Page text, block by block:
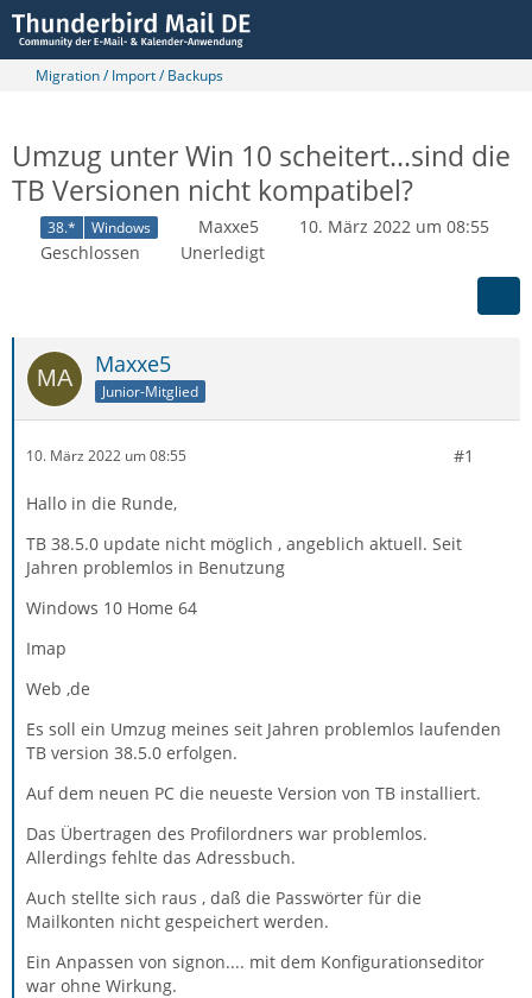
Migration / Import / Backups
Umzug unter Win 10 scheitert...sind die
TB Versionen nicht kompatibel?
38.* Windows Maxxe5
10. März 2022 um 08:55
Geschlossen
Unerledigt
Maxxe5
Junior-Mitglied
10. März 2022 um 08:55 #1
Hallo in die Runde,
TB 38.5.0 update nicht möglich , angeblich aktuell. Seit
Jahren problemlos in Benutzung
Windows 10 Home 64
Imap
Web ,de
Es soll ein Umzug meines seit Jahren problemlos laufenden
TB version 38.5.0 erfolgen.
Auf dem neuen PC die neueste Version von TB installiert.
Das Übertragen des Profilordners war problemlos.
Allerdings fehlte das Adressbuch.
Auch stellte sich raus , daß die Passwörter für die
Mailkonten nicht gespeichert werden.
Ein Anpassen von signon.... mit dem Konfigurationseditor
war ohne Wirkung.